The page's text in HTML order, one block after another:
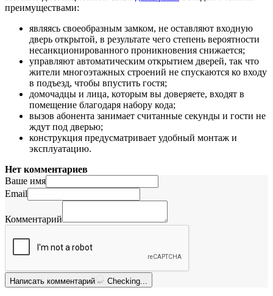
преимуществами:
являясь своеобразным замком, не оставляют входную
дверь открытой, в результате чего степень вероятности
несанкционированного проникновения снижается;
управляют автоматическим открытием дверей, так что
жители многоэтажных строений не спускаются ко входу
в подъезд, чтобы впустить гостя;
домочадцы и лица, которым вы доверяете, входят в
помещение благодаря набору кода;
вызов абонента занимает считанные секунды и гости не
ждут под дверью;
конструкция предусматривает удобный монтаж и
эксплуатацию.
Нет комментариев
Ваше имя
Email
Комментарий
Написать комментарий Checking...